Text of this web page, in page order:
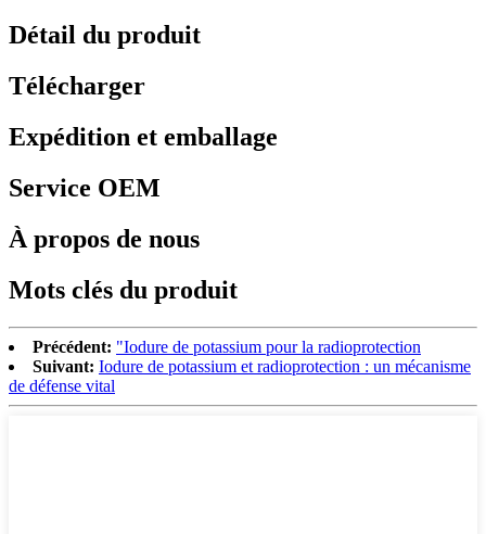
Détail du produit
Télécharger
Expédition et emballage
Service OEM
À propos de nous
Mots clés du produit
Précédent: "Iodure de potassium pour la radioprotection
Suivant: Iodure de potassium et radioprotection : un mécanisme
de défense vital